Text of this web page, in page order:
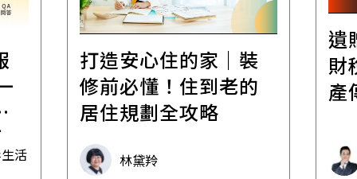
活
打造安心住的家｜裝
修前必懂！住到老的
居住規劃全攻略
林黛羚
遺
財
產